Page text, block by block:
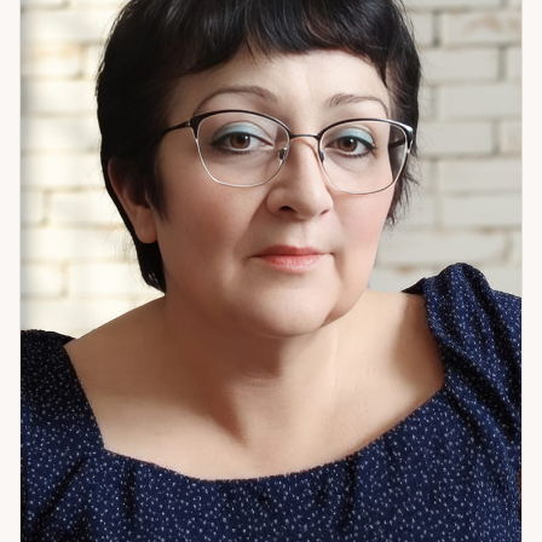
сложными поворотными моментами в отношениях.
Астропсихологический подход позволяет увидеть не
только событие, но и внутреннюю динамику — то, что
создаёт ситуацию снова и снова. Если вам важна не просто
«правда», а понимание — что именно происходит и что с
этим делать — приходите на консультацию.